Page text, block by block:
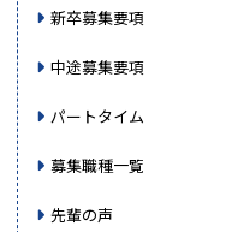
新卒募集要項
中途募集要項
パートタイム
募集職種一覧
先輩の声